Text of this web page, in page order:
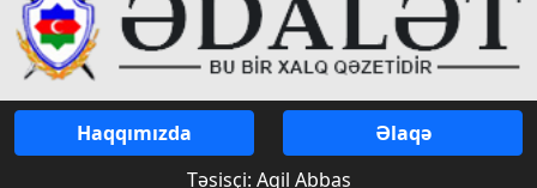
Haqqımızda
Əlaqə
Təsisçi: Aqil Abbas